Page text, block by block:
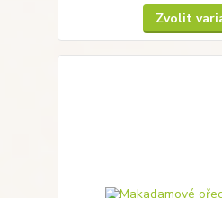
Zvolit